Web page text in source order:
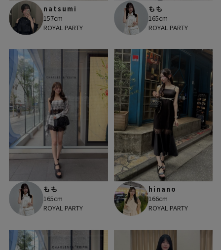
natsumi
157cm
ROYAL PARTY
もも
165cm
ROYAL PARTY
もも
165cm
ROYAL PARTY
hinano
166cm
ROYAL PARTY